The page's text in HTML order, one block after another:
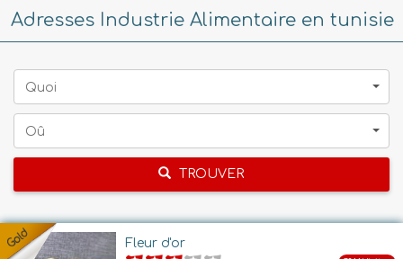
Adresses Industrie Alimentaire en tunisie
Quoi
Oû
TROUVER
Fleur d'or